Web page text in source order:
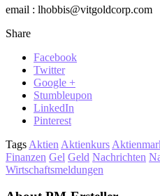
email : lhobbis@vitgoldcorp.com
Share
Facebook
Twitter
Google +
Stumbleupon
LinkedIn
Pinterest
Tags Aktien Aktienkurs
Finanzen Gel Geld Nachrichten
Wirtschaftsmeldungen